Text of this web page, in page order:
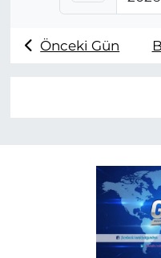
Önceki Gün